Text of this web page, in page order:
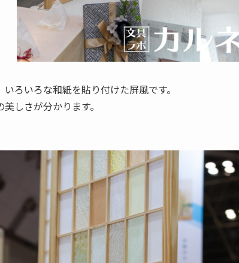
ろいろな和紙を貼り付けた屏風です。
しさが分かります。